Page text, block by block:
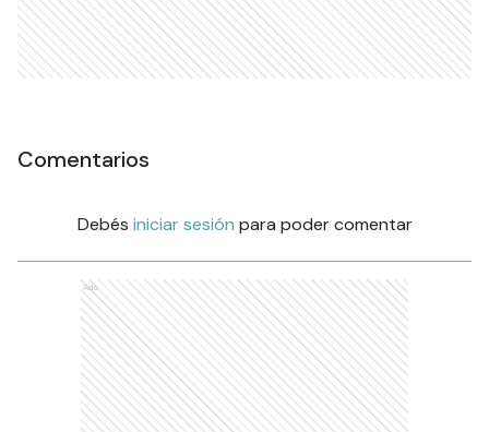
Comentarios
Debés iniciar sesión para poder comentar
Ads